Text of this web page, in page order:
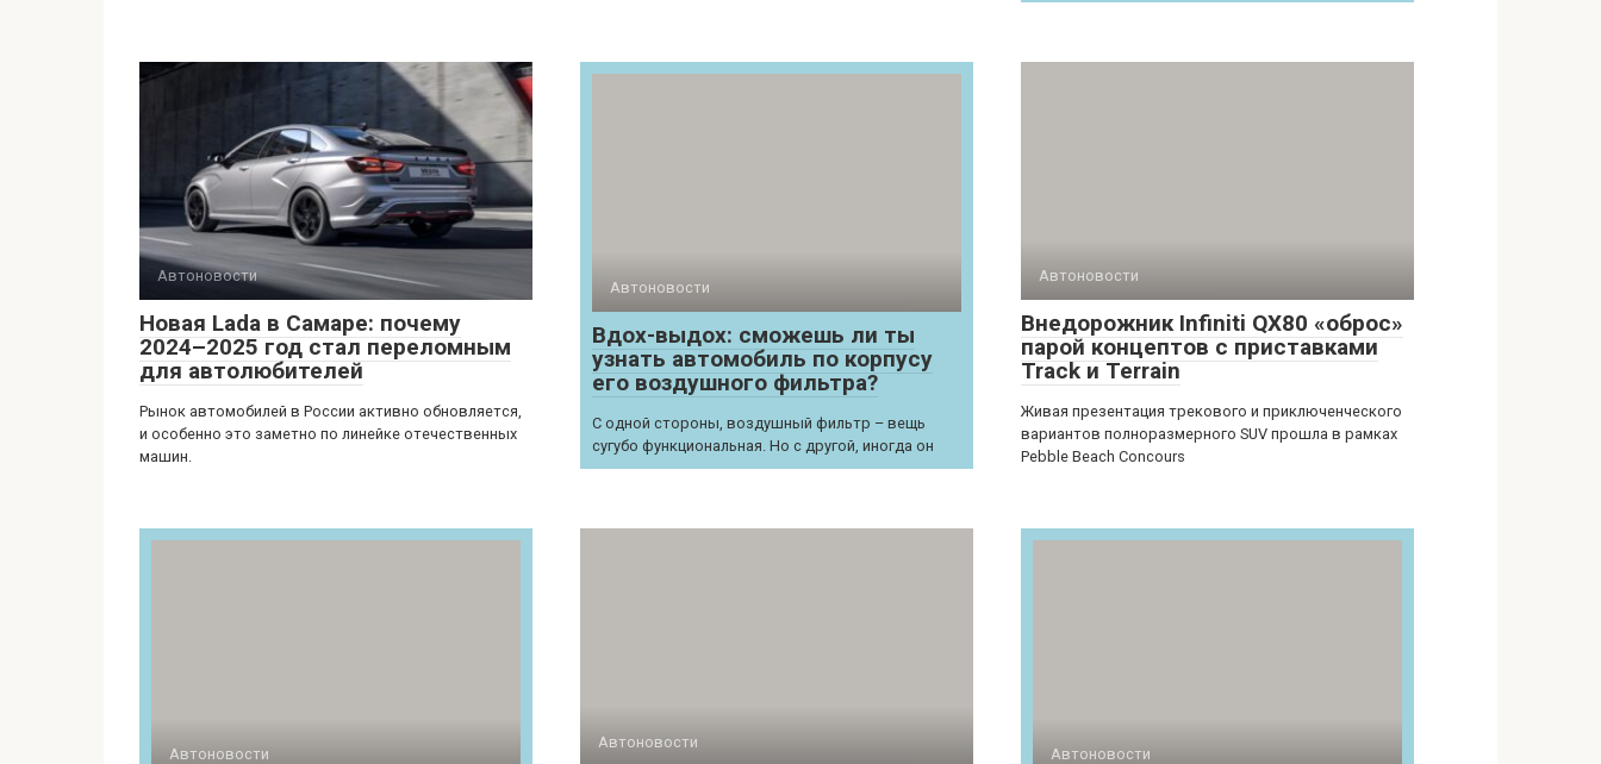
Автоновости
Новая Lada в Самаре: почему
2024–2025 год стал переломным
для автолюбителей
Рынок автомобилей в России активно обновляется,
и особенно это заметно по линейке отечественных
машин.
Автоновости
Вдох-выдох: сможешь ли ты
узнать автомобиль по корпусу
его воздушного фильтра?
С одной стороны, воздушный фильтр – вещь
сугубо функциональная. Но с другой, иногда он
Автоновости
Внедорожник Infiniti QX80 «оброс»
парой концептов с приставками
Track и Terrain
Живая презентация трекового и приключенческого
вариантов полноразмерного SUV прошла в рамках
Pebble Beach Concours
Автоновости
Автоновости
Автоновости